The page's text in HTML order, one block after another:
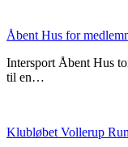
Åbent Hus for
Intersport Åbent Hus
til en…
Klubløbet Vollerup